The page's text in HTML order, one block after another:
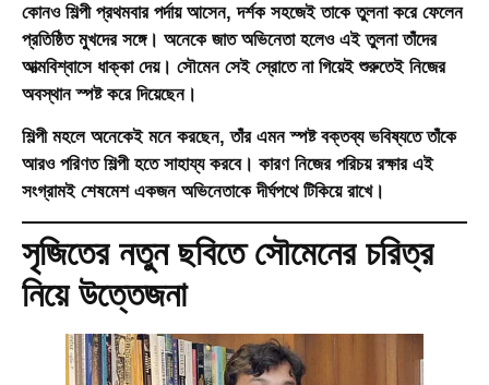
কোনও শিল্পী প্রথমবার পর্দায় আসেন, দর্শক সহজেই তাকে তুলনা করে ফেলেন
প্রতিষ্ঠিত মুখদের সঙ্গে। অনেকে জাত অভিনেতা হলেও এই তুলনা তাঁদের
আত্মবিশ্বাসে ধাক্কা দেয়। সৌমেন সেই স্রোতে না গিয়েই শুরুতেই নিজের
অবস্থান স্পষ্ট করে দিয়েছেন।
শিল্পী মহলে অনেকেই মনে করছেন, তাঁর এমন স্পষ্ট বক্তব্য ভবিষ্যতে তাঁকে
আরও পরিণত শিল্পী হতে সাহায্য করবে। কারণ নিজের পরিচয় রক্ষার এই
সংগ্রামই শেষমেশ একজন অভিনেতাকে দীর্ঘপথে টিকিয়ে রাখে।
সৃজিতের নতুন ছবিতে সৌমেনের চরিত্র
নিয়ে উত্তেজনা